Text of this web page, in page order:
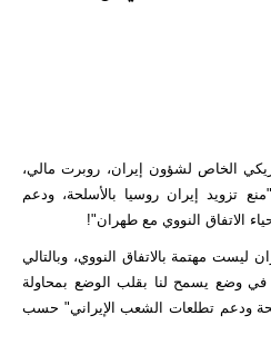
الخاص لشؤون إيران، روبرت مالي،
تزويد إيران روسيا بالأسلحة، ودعم
الاتفاق النووي مع طهران"!
ليست مهتمة بالاتفاق النووي، وبالتالي
في وضع يسمح لنا بقلب الوضع بمحاولة
ودعم تطلعات الشعب الإيراني" حسب